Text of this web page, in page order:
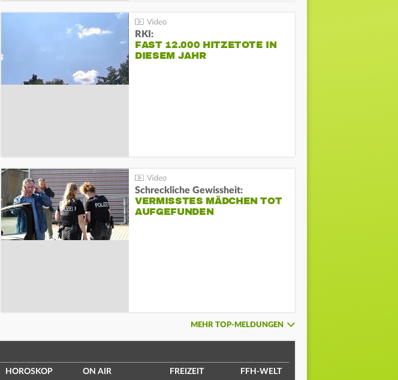
RKI:
FAST 12.000 HITZETOTE IN
DIESEM JAHR
Schreckliche Gewissheit:
VERMISSTES MÄDCHEN TOT
AUFGEFUNDEN
MEHR TOP-MELDUNGEN
HOROSKOP ON AIR FREIZEIT FFH-WELT